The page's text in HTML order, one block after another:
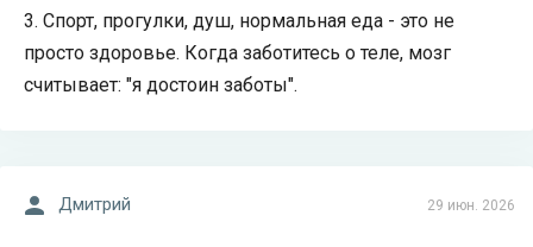
3. Спорт, прогулки, душ, нормальная еда - это не
просто здоровье. Когда заботитесь о теле, мозг
считывает: "я достоин заботы".
29 июн. 2026
Дмитрий